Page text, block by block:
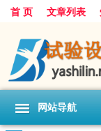
首 页 文章列表
网站导航